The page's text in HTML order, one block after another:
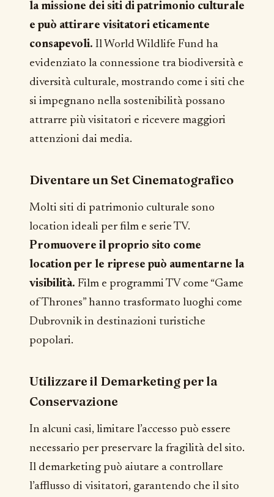
la missione dei siti di patrimonio culturale
e può attirare visitatori eticamente
consapevoli. Il World Wildlife Fund ha
evidenziato la connessione tra biodiversità e
diversità culturale, mostrando come i siti che
si impegnano nella sostenibilità possano
attrarre più visitatori e ricevere maggiori
attenzioni dai media.
Diventare un Set Cinematografico
Molti siti di patrimonio culturale sono
location ideali per film e serie TV.
Promuovere il proprio sito come
location per le riprese può aumentarne la
visibilità. Film e programmi TV come “Game
of Thrones” hanno trasformato luoghi come
Dubrovnik in destinazioni turistiche
popolari.
Utilizzare il Demarketing per la
Conservazione
In alcuni casi, limitare l’accesso può essere
necessario per preservare la fragilità del sito.
Il demarketing può aiutare a controllare
l’afflusso di visitatori, garantendo che il sito